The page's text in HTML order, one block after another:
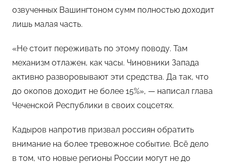
озвученных Вашингтоном сумм полностью доходит
лишь малая часть.
«Не стоит переживать по этому поводу. Там
механизм отлажен, как часы. Чиновники Запада
активно разворовывают эти средства. Да так, что
до окопов доходит не более 15%», — написал глава
Чеченской Республики в своих соцсетях.
Кадыров напротив призвал россиян обратить
внимание на более тревожное событие. Всё дело
в том, что новые регионы России могут не до